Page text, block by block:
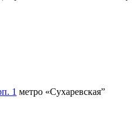
1 метро «Сухаревская”